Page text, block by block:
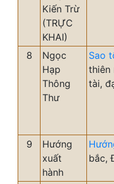
Kiến Trừ
(TRỰC
KHAI)
8
Ngọc
Hạp
Thông
Thư
Sao
thiên
tài,
9
Hướng
xuất
hành
bắc,